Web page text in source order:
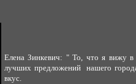
Елена Зинкевич: " То, что я вижу в
лучших предложений нашего
вкус.